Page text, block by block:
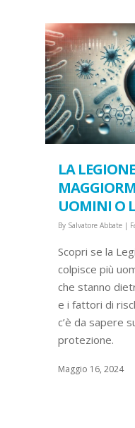
LA
UOMINI O
By Salvatore Abbate |
Scopri se la
colpisce più
che stanno
e i fattori di
c’è da sapere
protezione.
Maggio 16, 2024